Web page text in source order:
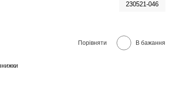
230521-046
Порівняти В бажання